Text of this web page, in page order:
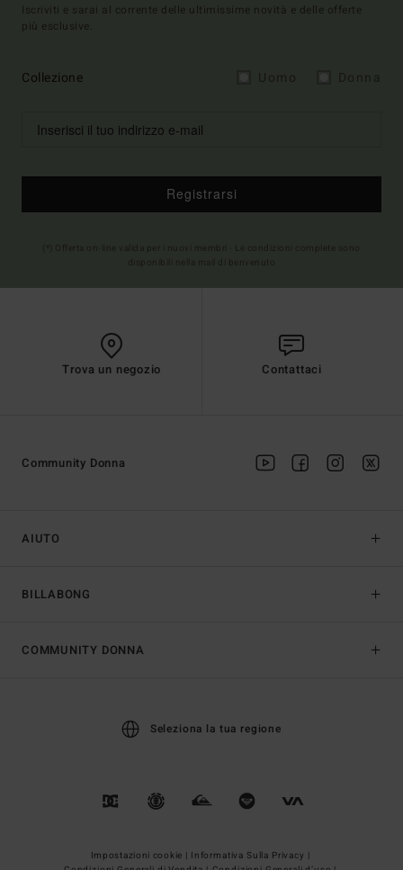
Iscriviti e sarai al corrente delle ultimissime novità e delle offerte
più esclusive.
Collezione
Registrarsi
Trova un negozio Contattaci
AIUTO
BILLABONG
Community Donna
COMMUNITY DONNA
Seleziona la tua regione
Impostazioni cookie | Informativa Sulla Privacy |